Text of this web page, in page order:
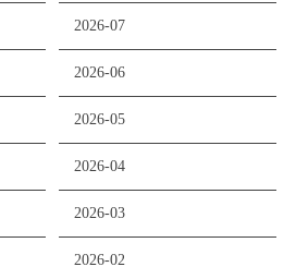
2026-07
2026-06
2026-05
2026-04
2026-03
2026-02